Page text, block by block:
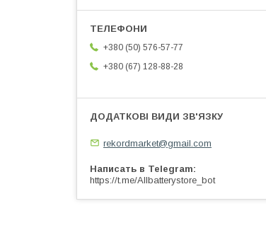
+380 (50) 576-57-77
+380 (67) 128-88-28
rekordmarket@gmail.com
Написать в Telegram
https://t.me/Allbatterystore_bot